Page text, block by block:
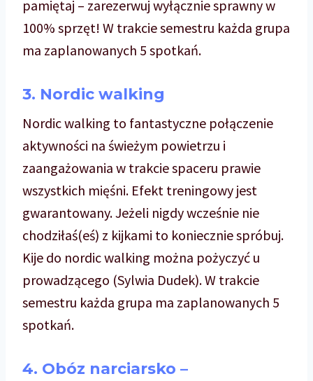
pamiętaj – zarezerwuj wyłącznie sprawny w
100% sprzęt! W trakcie semestru każda grupa
ma zaplanowanych 5 spotkań.
3. Nordic walking
Nordic walking to fantastyczne połączenie
aktywności na świeżym powietrzu i
zaangażowania w trakcie spaceru prawie
wszystkich mięśni. Efekt treningowy jest
gwarantowany. Jeżeli nigdy wcześnie nie
chodziłaś(eś) z kijkami to koniecznie spróbuj.
Kije do nordic walking można pożyczyć u
prowadzącego (Sylwia Dudek). W trakcie
semestru każda grupa ma zaplanowanych 5
spotkań.
4. Obóz narciarsko –